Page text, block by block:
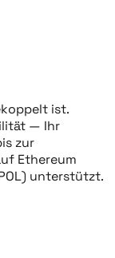
ist.
— Ihr
zur
Ethereum
unterstützt.